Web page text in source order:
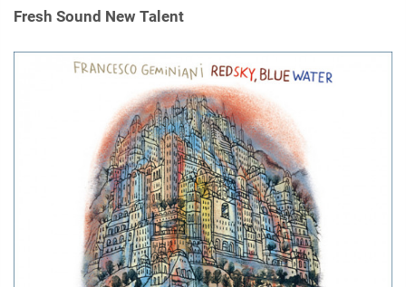
Box Sets
Search
Login/Register Subscribe! EUR
Fresh Sound New Talent